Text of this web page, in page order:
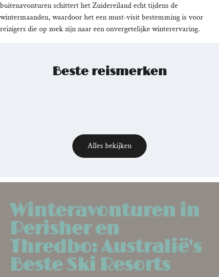
buitenavonturen schittert het Zuidereiland echt tijdens de
wintermaanden, waardoor het een must-visit bestemming is voor
reizigers die op zoek zijn naar een onvergetelijke winterervaring.
Beste reismerken
Alles bekijken
Relevant
posts
Winteravonturen in
Perisher en
Thredbo: Australië's
Beste Ski Resorts